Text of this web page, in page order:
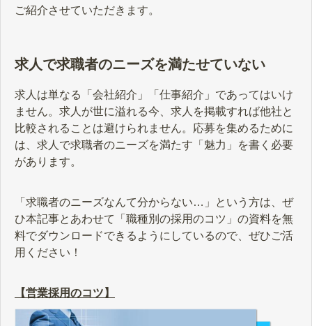
ご紹介させていただきます。
求人で求職者のニーズを満たせていない
求人は単なる「会社紹介」「仕事紹介」であってはいけ
ません。求人が世に溢れる今、求人を掲載すれば他社と
比較されることは避けられません。応募を集めるために
は、求人で求職者のニーズを満たす「魅力」を書く必要
があります。
「求職者のニーズなんて分からない…」という方は、ぜ
ひ本記事とあわせて「職種別の採用のコツ」の資料を無
料でダウンロードできるようにしているので、ぜひご活
用ください！
【営業採用のコツ】